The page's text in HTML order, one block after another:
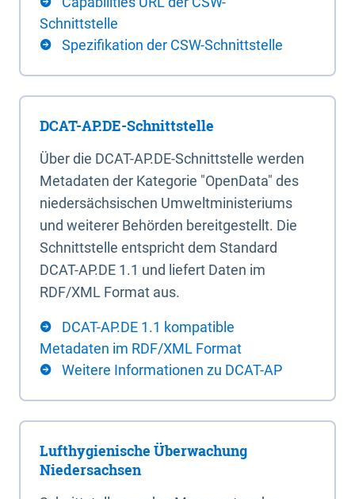
Schnittstelle
Spezifikation der CSW-Schnittstelle
DCAT-AP.DE-Schnittstelle
Über die DCAT-AP.DE-Schnittstelle werden
Metadaten der Kategorie "OpenData" des
niedersächsischen Umweltministeriums
und weiterer Behörden bereitgestellt. Die
Schnittstelle entspricht dem Standard
DCAT-AP.DE 1.1 und liefert Daten im
RDF/XML Format aus.
DCAT-AP.DE 1.1 kompatible
Metadaten im RDF/XML Format
Weitere Informationen zu DCAT-AP
Lufthygienische Überwachung
Niedersachsen